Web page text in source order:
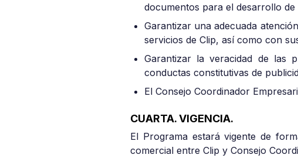
documentos para el desarrollo
Garantizar una adecuada
servicios de Clip, así como con
Garantizar la veracidad de las
conductas constitutivas de
El Consejo Coordinador
CUARTA. VIGENCIA.
El Programa estará vigente de
comercial entre Clip y Consejo